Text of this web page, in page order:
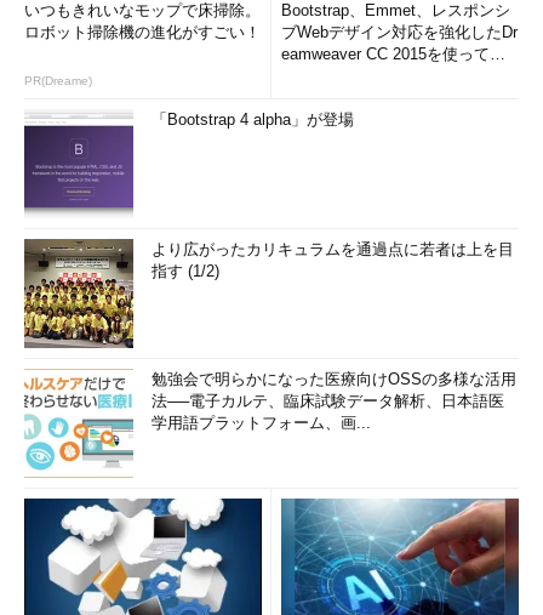
いつもきれいなモップで床掃除。
ロボット掃除機の進化がすごい！
PR(Dreame)
Bootstrap、Emmet、レスポンシ
ブWebデザイン対応を強化したDr
eamweaver CC 2015を使って
「Bootstrap 4 alpha」が登場
より広がったカリキュラムを通過点に若者は上を目
指す (1/2)
勉強会で明らかになった医療向けOSSの多様な活用
法──電子カルテ、臨床試験データ解析、日本語医
学用語プラットフォーム、画...